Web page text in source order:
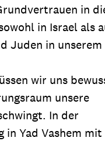
in
in Israel als
Juden in unserem
wir uns
unsere
In der
in Yad Vashem